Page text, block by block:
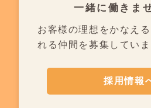
一緒に働きま
お客様の理想をかなえ
れる仲間を募集していま
採用情報